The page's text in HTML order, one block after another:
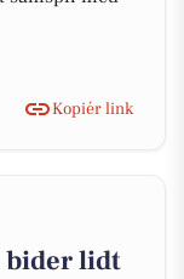
Kopiér link
bider lidt